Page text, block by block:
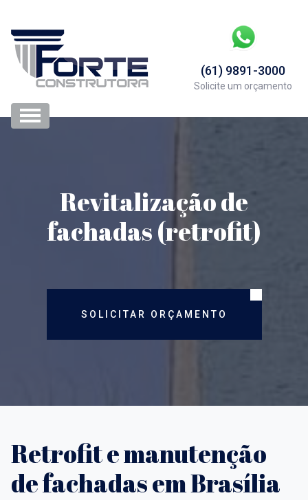
(61) 9891-3000
Solicite um orçamento
Revitalização de
fachadas (retrofit)
SOLICITAR ORÇAMENTO
Retrofit e manutenção
de fachadas em Brasília